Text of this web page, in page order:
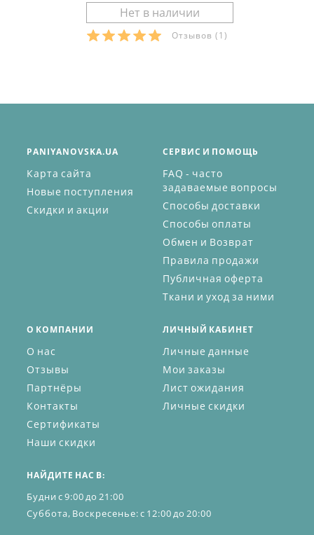
Отзывов (1)
PANIYANOVSKA.UA
Карта сайта
Новые поступления
Скидки и акции
СЕРВИС И ПОМОЩЬ
FAQ - часто
задаваемые вопросы
Способы доставки
Способы оплаты
Обмен и Возврат
Правила продажи
Публичная оферта
Ткани и уход за ними
О КОМПАНИИ
О нас
Отзывы
Партнёры
Контакты
Сертификаты
Наши скидки
ЛИЧНЫЙ КАБИНЕТ
Личные данные
Мои заказы
Лист ожидания
Личные скидки
НАЙДИТЕ НАС В:
Будни с 9:00 до 21:00
Суббота, Воскресенье: с 12:00 до 20:00